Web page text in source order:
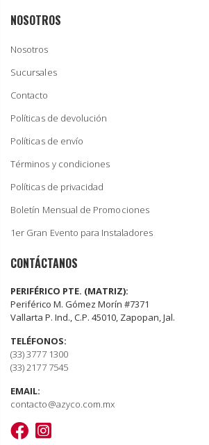
NOSOTROS
Nosotros
Sucursales
Contacto
Políticas de devolución
Políticas de envío
Términos y condiciones
Políticas de privacidad
Boletín Mensual de Promociones
1er Gran Evento para Instaladores
CONTÁCTANOS
PERIFÉRICO PTE. (MATRIZ):
Periférico M. Gómez Morín #7371
Vallarta P. Ind., C.P. 45010, Zapopan, Jal.
TELÉFONOS:
(33) 3777 1300
(33) 2177 7545
EMAIL:
contacto@azyco.com.mx